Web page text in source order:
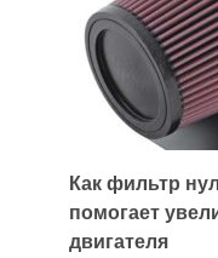
Как фильтр
помогает
двигателя